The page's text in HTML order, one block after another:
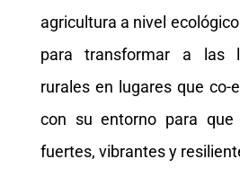
agricultura a nivel
para transformar a las
rurales en lugares que co-
con su entorno para que
fuertes, vibrantes y